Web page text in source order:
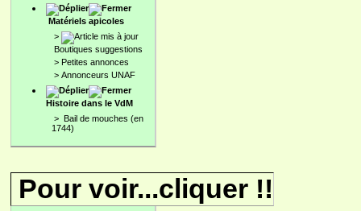
Matériels apicoles
>
Boutiques suggestions
> Petites annonces
> Annonceurs UNAF
Histoire dans le VdM
> Bail de mouches (en
1744)
Pour voir...cliquer !!